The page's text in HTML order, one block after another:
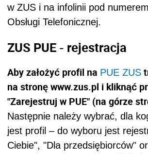
w ZUS i na infolinii pod
Obsługi Telefonicznej.
ZUS PUE - rejestracja
Aby założyć profil na PUE ZUS
na stronę www.zus.pl i kliknąć
"Zarejestruj w PUE" (na górze
Następnie należy wybrać, dla
jest profil – do wyboru jest
Ciebie", "Dla przedsiębiorców"